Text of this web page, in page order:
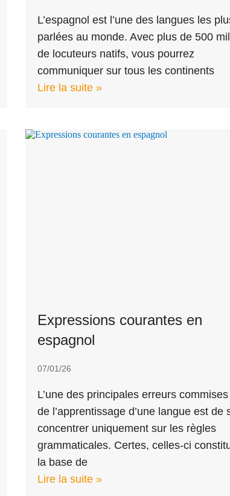
L’espagnol est l’une des langues les
parlées au monde. Avec plus de 500
de locuteurs natifs, vous pourrez
communiquer sur tous les continents
Lire la suite »
Expressions courantes en
espagnol
07/01/26
L’une des principales erreurs
de l’apprentissage d’une langue est de
concentrer uniquement sur les règles
grammaticales. Certes, celles-ci
la base de
Lire la suite »